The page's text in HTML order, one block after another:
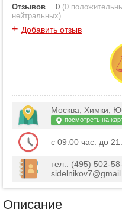
Отзывов
0 (0
нейтральных)
+ Добавить отзыв
Москва, Химки,
посмотреть на
с 09.00 час. до
тел.: (495) 502-
Описание